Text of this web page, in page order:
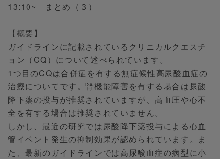
13:10~ まとめ（３）
【概要】
ガイドラインに記載されているクリニカルクエスチ
ョン（CQ）について述べられています。
1つ目のCQは合併症を有する無症候性高尿酸血症の
治療についてです。腎機能障害を有する場合は尿酸
降下薬の投与が推奨されていますが、高血圧や心不
全を有する場合は推奨されていません。
しかし、最近の研究では尿酸降下薬投与による心血
管イベント発生の抑制効果が認められています。ま
た、最新のガイドラインでは高尿酸血症の病型に小